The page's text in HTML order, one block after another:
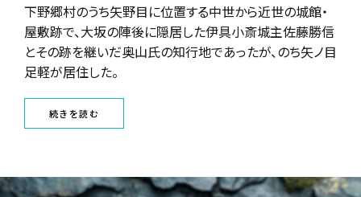
下野郷村のうち矢野目に位置する中世から近世の城館・
屋敷跡で、大坂の陣後に隠居した伊具小斎城主佐藤勝信
とその跡を継いだ奥山氏の知行地であったが、のち矢ノ目
足軽が居住した。
続きを読む